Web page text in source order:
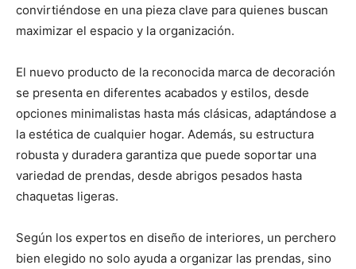
convirtiéndose en una pieza clave para quienes buscan
maximizar el espacio y la organización.
El nuevo producto de la reconocida marca de decoración
se presenta en diferentes acabados y estilos, desde
opciones minimalistas hasta más clásicas, adaptándose a
la estética de cualquier hogar. Además, su estructura
robusta y duradera garantiza que puede soportar una
variedad de prendas, desde abrigos pesados hasta
chaquetas ligeras.
Según los expertos en diseño de interiores, un perchero
bien elegido no solo ayuda a organizar las prendas, sino